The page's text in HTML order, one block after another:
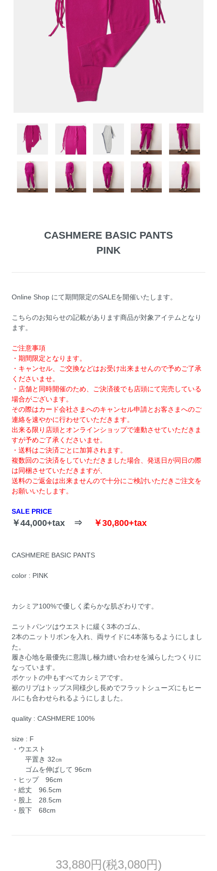
CASHMERE BASIC PANTS
PINK
Online Shop にて期間限定のSALEを開催いたします。
こちらのお知らせの記載があります商品が対象アイテムとなり
ます。
ご注意事項
・期間限定となります。
・キャンセル、ご交換などはお受け出来ませんので予めご了承
くださいませ。
・店舗と同時開催のため、ご決済後でも店頭にて完売している
場合がございます。
その際はカード会社さまへのキャンセル申請とお客さまへのご
連絡を速やかに行わせていただきます。
出来る限り店頭とオンラインショップで連動させていただきま
すが予めご了承くださいませ。
・送料はご決済ごとに加算されます。
複数回のご決済をしていただきました場合、発送日が同日の際
は同梱させていただきますが、
送料のご返金は出来ませんので十分にご検討いただきご注文を
お願いいたします。
SALE PRICE
￥44,000+tax ⇒ ￥30,800+tax
CASHMERE BASIC PANTS
color : PINK
カシミア100%で優しく柔らかな肌ざわりです。
ニットパンツはウエストに緩く3本のゴム、
2本のニットリボンを入れ、両サイドに4本落ちるようにしまし
た。
履き心地を最優先に意識し極力縫い合わせを減らしたつくりに
なっています。
ポケットの中もすべてカシミアです。
裾のリブはトップス同様少し長めでフラットシューズにもヒー
ルにも合わせられるようにしました。
quality : CASHMERE 100%
size : F
・ウエスト
平置き 32㎝
ゴムを伸ばして 96cm
・ヒップ 96cm
・総丈 96.5cm
・股上 28.5cm
・股下 68cm
33,880円(税3,080円)